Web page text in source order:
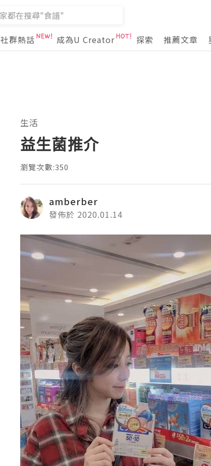
社群熱話 成為U Creator 探索 推薦文章
生活
益生菌推介
瀏覽次數:350
amberber
發佈於 2020.01.14